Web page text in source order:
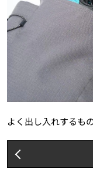
よく出し入れするも